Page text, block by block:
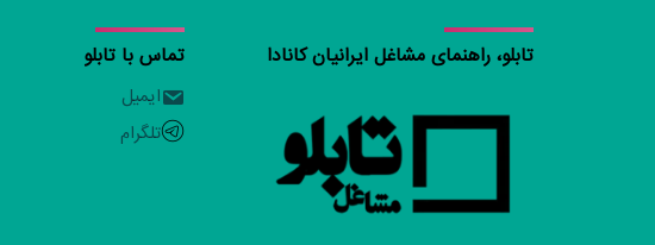
تماس با تابلو
ایمیل
تلگرام
تابلو، راهنمای مشاغل ایرانیان کانادا